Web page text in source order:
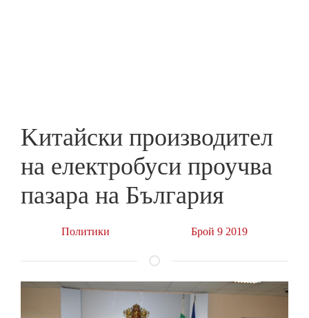
Kитайски производител
на електробуси проучва
пазара на България
Политики Брой 9 2019